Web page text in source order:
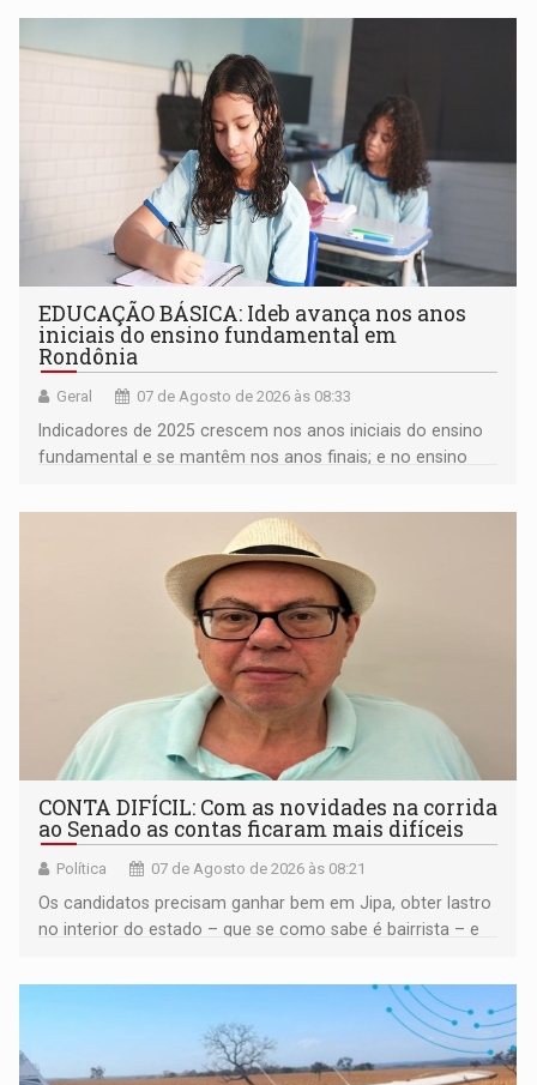
EDUCAÇÃO BÁSICA: Ideb avança nos anos
iniciais do ensino fundamental em
Rondônia
Geral 07 de Agosto de 2026 às 08:33
Indicadores de 2025 crescem nos anos iniciais do ensino
fundamental e se mantêm nos anos finais; e no ensino
CONTA DIFÍCIL: Com as novidades na corrida
ao Senado as contas ficaram mais difíceis
Política 07 de Agosto de 2026 às 08:21
Os candidatos precisam ganhar bem em Jipa, obter lastro
no interior do estado – que se como sabe é bairrista – e
garantir